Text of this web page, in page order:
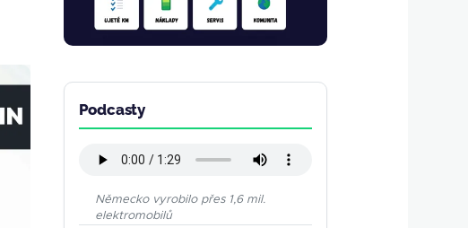
Podcasty
Německo vyrobilo přes 1,6 mil.
elektromobilů